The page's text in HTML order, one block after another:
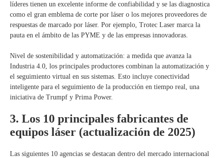
líderes tienen un excelente informe de confiabilidad y se las diagnostica
como el gran emblema de corte por láser o los mejores proveedores de
respuestas de marcado por láser. Por ejemplo, Trotec Laser marca la
pauta en el ámbito de las PYME y de las empresas innovadoras.
Nivel de sostenibilidad y automatización: a medida que avanza la
Industria 4.0, los principales productores combinan la automatización y
el seguimiento virtual en sus sistemas. Esto incluye conectividad
inteligente para el seguimiento de la producción en tiempo real, una
iniciativa de Trumpf y Prima Power.
3. Los 10 principales fabricantes de
equipos láser (actualización de 2025)
Las siguientes 10 agencias se destacan dentro del mercado internacional